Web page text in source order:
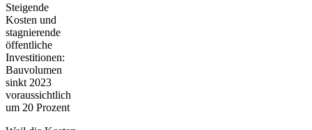
Steigende
Kosten und
stagnierende
öffentliche
Investitionen:
Bauvolumen
sinkt 2023
voraussichtlich
um 20 Prozent